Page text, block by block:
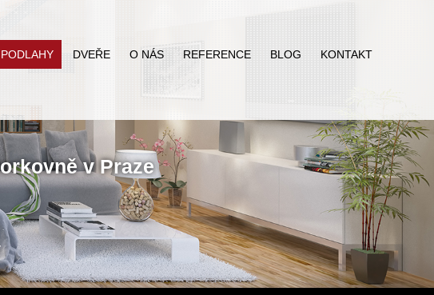
PODLAHY DVEŘE O NÁS REFERENCE BLOG KONTAKT
v Praze